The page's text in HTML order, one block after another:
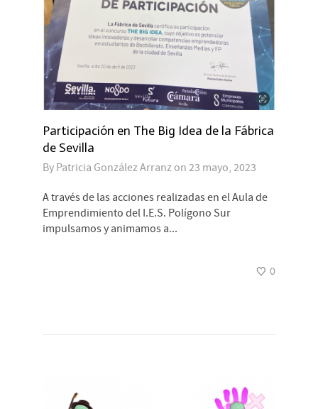
Participación en The Big Idea de la Fábrica
de Sevilla
By Patricia González Arranz on 23 mayo, 2023
A través de las acciones realizadas en el Aula de
Emprendimiento del I.E.S. Polígono Sur
impulsamos y animamos a...
0